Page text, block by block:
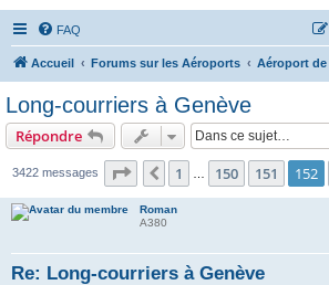
FAQ
Accueil Forums sur les Aéroports Aéroport de
Long-courriers à Genève
Répondre
3422 messages Page 152 sur172
Précédente
1 150 151 152
Roman
A380
Re: Long-courriers à Genève